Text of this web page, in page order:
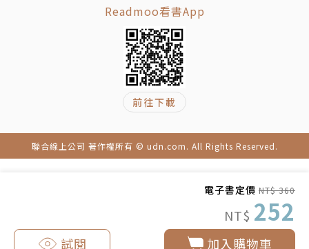
電子書定價 NT$ 360
NT$ 252
加入購物車
試閱
政治大學社會學碩士，曾獲耕莘文學獎短篇小說組首
獎，著有《成為母親之後》、《在婚姻裡孤獨》、《媽
媽的自由》、《今天雖然很好但不知道明天會怎樣》。
寫作的議題涵蓋婚姻、家庭、母職、兩性、親子關係和
教養，但覺得在這些議題背後，最主要的關心是愛，想
知道人與人之間互相關愛、在一起能覺得幸福的條件是
兩個孩子一起成長，至今仍在探索自己、了解自己的過
Readmoo看書App
前往下載
聯合線上公司 著作權所有 © udn.com. All Rights Reserved.